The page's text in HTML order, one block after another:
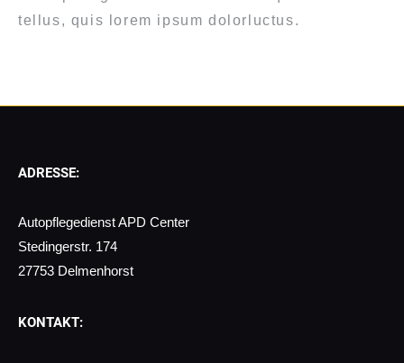
tellus, quis lorem ipsum dolorluctus.
ADRESSE:
Autopflegedienst APD Center
Stedingerstr. 174
27753 Delmenhorst
KONTAKT: